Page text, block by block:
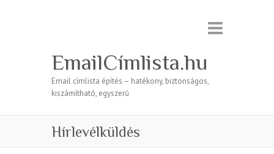
EmailCímlista.hu
Email címlista építés – hatékony, biztonságos,
kiszámítható, egyszerű
Hírlevélküldés